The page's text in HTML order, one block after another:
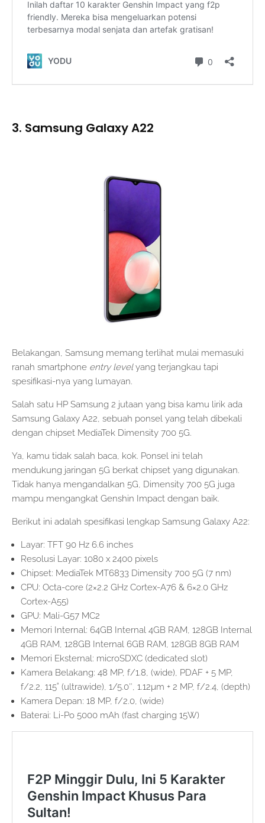
3. Samsung Galaxy A22
Belakangan, Samsung memang terlihat mulai memasuki
ranah smartphone entry levelyang terjangkau tapi
spesifikasi-nya yang lumayan.
Salah satu HP Samsung 2 jutaan yang bisa kamu lirik ada
Samsung Galaxy A22, sebuah ponsel yang telah dibekali
dengan chipset MediaTek Dimensity 700 5G.
Ya, kamu tidak salah baca, kok. Ponsel ini telah
mendukung jaringan 5G berkat chipset yang digunakan.
Tidak hanya mengandalkan 5G, Dimensity 700 5G juga
mampu mengangkat Genshin Impact dengan baik.
Berikut ini adalah spesifikasi lengkap Samsung Galaxy A22:
Layar: TFT 90 Hz 6.6 inches
Resolusi Layar: 1080 x 2400 pixels
Chipset: MediaTek MT6833 Dimensity 700 5G (7 nm)
CPU: Octa-core (2×2.2 GHz Cortex-A76 & 6×2.0 GHz
Cortex-A55)
GPU: Mali-G57 MC2
Memori Internal: 64GB Internal 4GB RAM, 128GB Internal
4GB RAM, 128GB Internal 6GB RAM, 128GB 8GB RAM
Memori Eksternal: microSDXC (dedicated slot)
Kamera Belakang: 48 MP, f/1.8, (wide), PDAF + 5 MP,
f/2.2, 115˚ (ultrawide), 1/5.0″, 1.12µm + 2 MP, f/2.4, (depth)
Kamera Depan: 18 MP, f/2.0, (wide)
Baterai: Li-Po 5000 mAh (fast charging 15W)